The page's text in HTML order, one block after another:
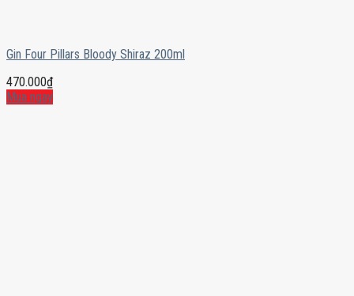
Gin Four Pillars Bloody Shiraz 200ml
470.000₫
Mua ngay